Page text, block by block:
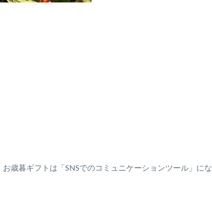
歳暮ギフトは「SNSでのコミュニケーションツール」にな